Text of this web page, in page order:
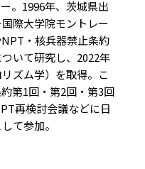
。1996年、茨城県出
際大学院モントレー
・核兵器禁止条約
いて研究し、2022年
ズム学）を取得。こ
第1回・第2回・第3回
再検討会議などに日
て参加。